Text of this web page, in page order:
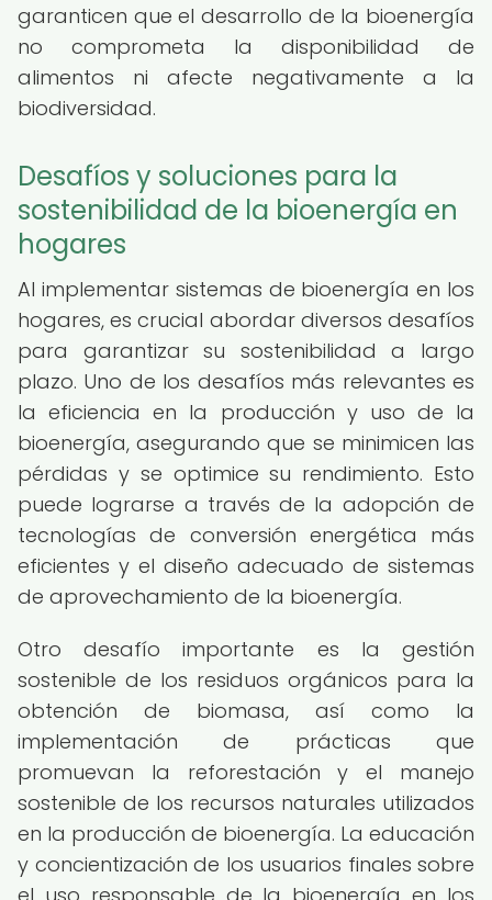
garanticen que el desarrollo de la bioenergía
no comprometa la disponibilidad de
alimentos ni afecte negativamente a la
biodiversidad.
Desafíos y soluciones para la
sostenibilidad de la bioenergía en
hogares
Al implementar sistemas de bioenergía en los
hogares, es crucial abordar diversos desafíos
para garantizar su sostenibilidad a largo
plazo. Uno de los desafíos más relevantes es
la eficiencia en la producción y uso de la
bioenergía, asegurando que se minimicen las
pérdidas y se optimice su rendimiento. Esto
puede lograrse a través de la adopción de
tecnologías de conversión energética más
eficientes y el diseño adecuado de sistemas
de aprovechamiento de la bioenergía.
Otro desafío importante es la gestión
sostenible de los residuos orgánicos para la
obtención de biomasa, así como la
implementación de prácticas que
promuevan la reforestación y el manejo
sostenible de los recursos naturales utilizados
en la producción de bioenergía. La educación
y concientización de los usuarios finales sobre